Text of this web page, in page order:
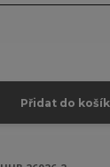
Přidat do